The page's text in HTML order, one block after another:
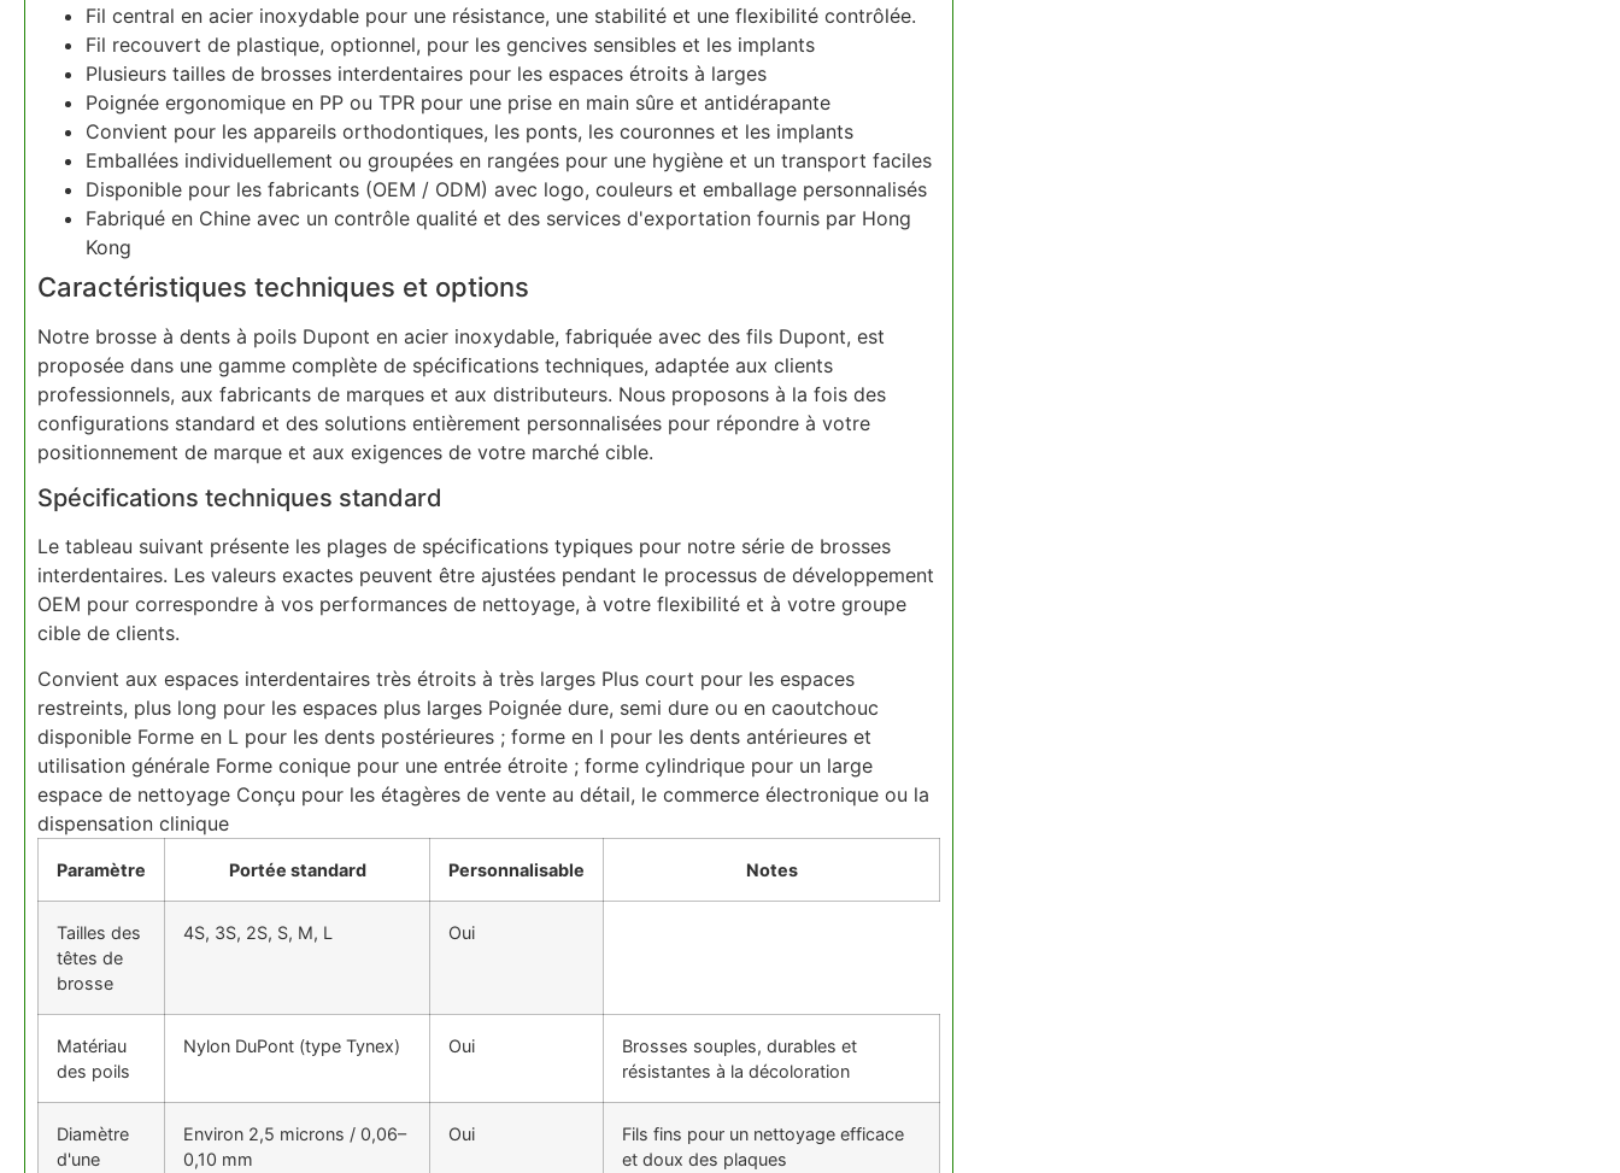
Fil central en acier inoxydable pour une résistance, une stabilité et une flexibilité contrôlée.
Fil recouvert de plastique, optionnel, pour les gencives sensibles et les implants
Plusieurs tailles de brosses interdentaires pour les espaces étroits à larges
Poignée ergonomique en PP ou TPR pour une prise en main sûre et antidérapante
Convient pour les appareils orthodontiques, les ponts, les couronnes et les implants
Emballées individuellement ou groupées en rangées pour une hygiène et un transport faciles
Disponible pour les fabricants (OEM / ODM) avec logo, couleurs et emballage personnalisés
Fabriqué en Chine avec un contrôle qualité et des services d'exportation fournis par Hong
Kong
Caractéristiques techniques et options
Notre brosse à dents à poils Dupont en acier inoxydable, fabriquée avec des fils Dupont, est
proposée dans une gamme complète de spécifications techniques, adaptée aux clients
professionnels, aux fabricants de marques et aux distributeurs. Nous proposons à la fois des
configurations standard et des solutions entièrement personnalisées pour répondre à votre
positionnement de marque et aux exigences de votre marché cible.
Spécifications techniques standard
Le tableau suivant présente les plages de spécifications typiques pour notre série de brosses
interdentaires. Les valeurs exactes peuvent être ajustées pendant le processus de développement
OEM pour correspondre à vos performances de nettoyage, à votre flexibilité et à votre groupe
cible de clients.
Convient aux espaces interdentaires très étroits à très larges Plus court pour les espaces
restreints, plus long pour les espaces plus larges Poignée dure, semi dure ou en caoutchouc
disponible Forme en L pour les dents postérieures ; forme en I pour les dents antérieures et
utilisation générale Forme conique pour une entrée étroite ; forme cylindrique pour un large
espace de nettoyage Conçu pour les étagères de vente au détail, le commerce électronique ou la
dispensation clinique
Paramètre Portée standard Personnalisable Notes
Tailles des
têtes de
brosse
4S, 3S, 2S, S, M, L Oui
Matériau
des poils
Nylon DuPont (type Tynex) Oui
Brosses souples, durables et
résistantes à la décoloration
Diamètre
d'une
Environ 2,5 microns / 0,06–
0,10 mm
Oui
Fils fins pour un nettoyage efficace
et doux des plaques